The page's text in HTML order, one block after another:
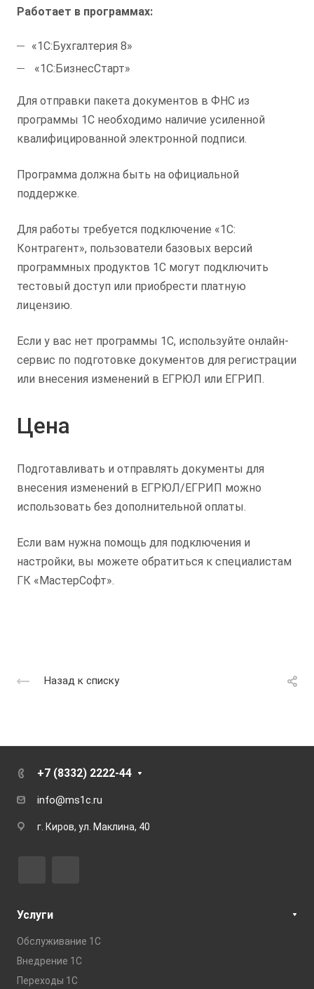
Работает в программах:
«1С:Бухгалтерия 8»
«1С:БизнесСтарт»
Для отправки пакета документов в ФНС из
программы 1С необходимо наличие усиленной
квалифицированной электронной подписи.
Программа должна быть на официальной
поддержке.
Для работы требуется подключение «1С:
Контрагент», пользователи базовых версий
программных продуктов 1С могут подключить
тестовый доступ или приобрести платную
лицензию.
Если у вас нет программы 1С, используйте онлайн-
сервис по подготовке документов для регистрации
или внесения изменений в ЕГРЮЛ или ЕГРИП.
Цена
Подготавливать и отправлять документы для
внесения изменений в ЕГРЮЛ/ЕГРИП можно
использовать без дополнительной оплаты.
Если вам нужна помощь для подключения и
настройки, вы можете обратиться к специалистам
ГК «МастерСофт».
Назад к списку
+7 (8332) 2222-44
info@ms1c.ru
г. Киров, ул. Маклина, 40
Услуги
Обслуживание 1С
Внедрение 1С
Переходы 1С